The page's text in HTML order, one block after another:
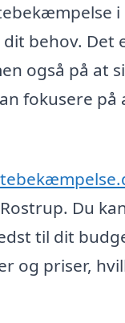
i
behov.
også på at
fokusere
Du
til dit
og priser,